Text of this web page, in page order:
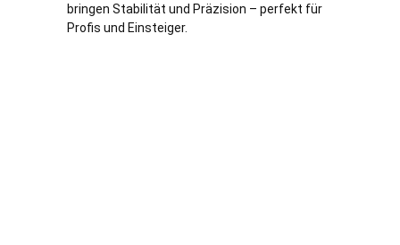
bringen Stabilität und Präzision – perfekt für
Profis und Einsteiger.